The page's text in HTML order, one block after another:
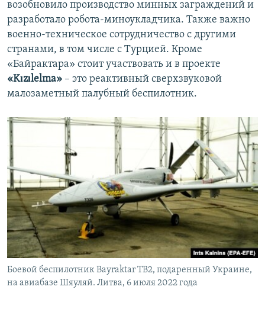
возобновило производство минных заграждений и
разработало робота-миноукладчика. Также важно
военно-техническое сотрудничество с другими
странами, в том числе с Турцией. Кроме
«Байрактара» стоит участвовать и в проекте
«Kızılelma» – это реактивный сверхзвуковой
малозаметный палубный беспилотник.
Боевой беспилотник Bayraktar TB2, подаренный Украине,
на авиабазе Шяуляй. Литва, 6 июля 2022 года